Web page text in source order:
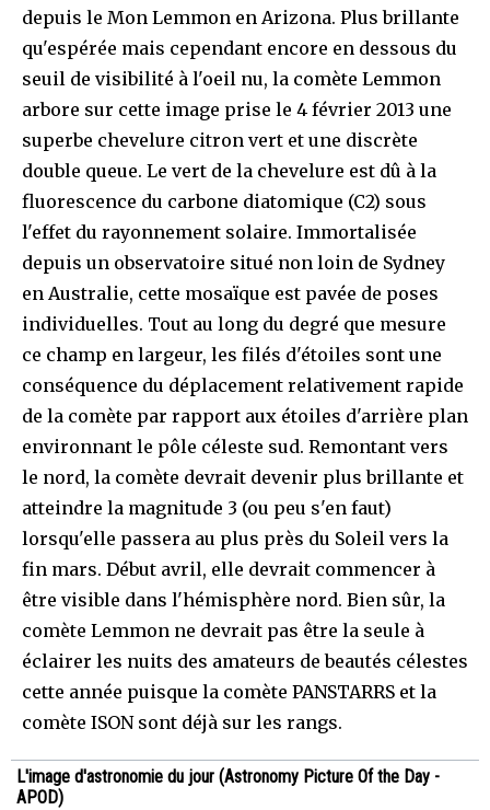
depuis le Mon Lemmon en Arizona. Plus brillante
qu'espérée mais cependant encore en dessous du
seuil de visibilité à l'oeil nu, la comète Lemmon
arbore sur cette image prise le 4 février 2013 une
superbe chevelure citron vert et une discrète
double queue. Le vert de la chevelure est dû à la
fluorescence du carbone diatomique (C2) sous
l'effet du rayonnement solaire. Immortalisée
depuis un observatoire situé non loin de Sydney
en Australie, cette mosaïque est pavée de poses
individuelles. Tout au long du degré que mesure
ce champ en largeur, les filés d'étoiles sont une
conséquence du déplacement relativement rapide
de la comète par rapport aux étoiles d'arrière plan
environnant le pôle céleste sud. Remontant vers
le nord, la comète devrait devenir plus brillante et
atteindre la magnitude 3 (ou peu s'en faut)
lorsqu'elle passera au plus près du Soleil vers la
fin mars. Début avril, elle devrait commencer à
être visible dans l'hémisphère nord. Bien sûr, la
comète Lemmon ne devrait pas être la seule à
éclairer les nuits des amateurs de beautés célestes
cette année puisque la comète PANSTARRS et la
comète ISON sont déjà sur les rangs.
L'image d'astronomie du jour (Astronomy Picture Of the Day -
APOD)